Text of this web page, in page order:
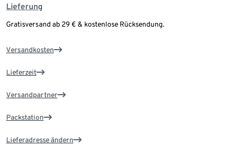
Lieferung
Gratisversand ab 29 € & kostenlose Rücksendung.
Versandkosten
Lieferzeit
Versandpartner
Packstation
Lieferadresse ändern